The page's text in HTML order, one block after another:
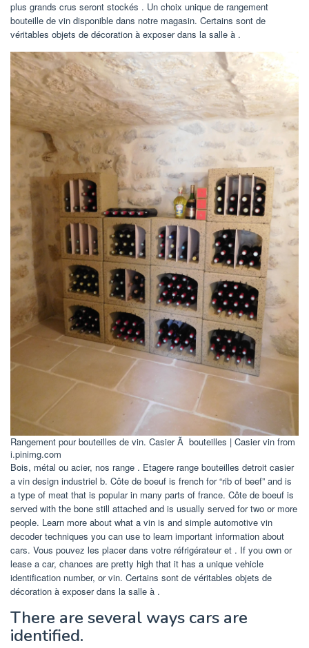
plus grands crus seront stockés . Un choix unique de rangement
bouteille de vin disponible dans notre magasin. Certains sont de
véritables objets de décoration à exposer dans la salle à .
Rangement pour bouteilles de vin. Casier Ã bouteilles | Casier vin from
i.pinimg.com
Bois, métal ou acier, nos range . Etagere range bouteilles detroit casier
a vin design industriel b. Côte de boeuf is french for “rib of beef” and is
a type of meat that is popular in many parts of france. Côte de boeuf is
served with the bone still attached and is usually served for two or more
people. Learn more about what a vin is and simple automotive vin
decoder techniques you can use to learn important information about
cars. Vous pouvez les placer dans votre réfrigérateur et . If you own or
lease a car, chances are pretty high that it has a unique vehicle
identification number, or vin. Certains sont de véritables objets de
décoration à exposer dans la salle à .
There are several ways cars are
identified.